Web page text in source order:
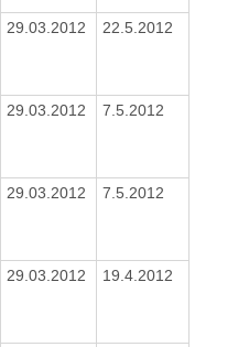
29.03.2012 22.5.2012
29.03.2012 7.5.2012
29.03.2012 7.5.2012
29.03.2012 19.4.2012